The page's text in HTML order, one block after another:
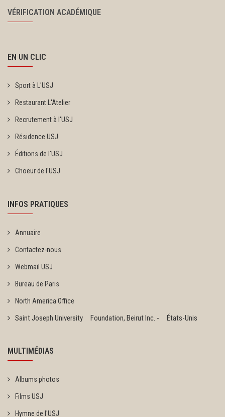
VÉRIFICATION ACADÉMIQUE
EN UN CLIC
Sport à L'USJ
Restaurant L'Atelier
Recrutement à l'USJ
Résidence USJ
Éditions de l'USJ
Choeur de l'USJ
INFOS PRATIQUES
Annuaire
Contactez-nous
Webmail USJ
Bureau de Paris
North America Office
Saint Joseph University Foundation, Beirut Inc. - États-Unis
MULTIMÉDIAS
Albums photos
Films USJ
Hymne de l'USJ